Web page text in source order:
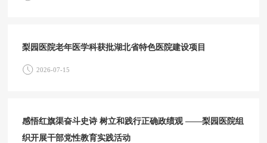
梨园医院老年医学科获批湖北省特色医院建设项目
2026-07-15
感悟红旗渠奋斗史诗 树立和践行正确政绩观 ——梨园医院组
织开展干部党性教育实践活动